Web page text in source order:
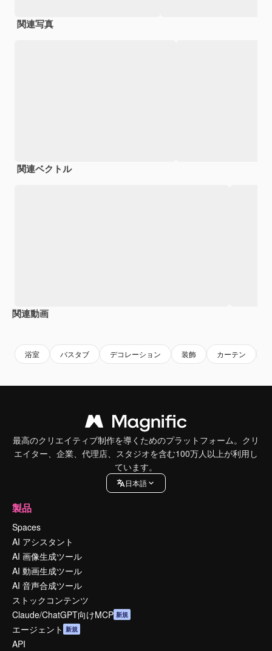
関連写真
関連ベクトル
関連動画
浴室 バスタブ デコレーション 装飾 カーテン
最高のクリエイティブ制作を導くためのプラットフォーム。クリ
エイター、企業、代理店、スタジオを含む100万人以上が利用し
ています。
日本語
製品
Spaces
AI アシスタント
AI 画像生成ツール
AI 動画生成ツール
AI 音声合成ツール
ストックコンテンツ
Claude/ChatGPT向けMCP 新規
エージェント 新規
API